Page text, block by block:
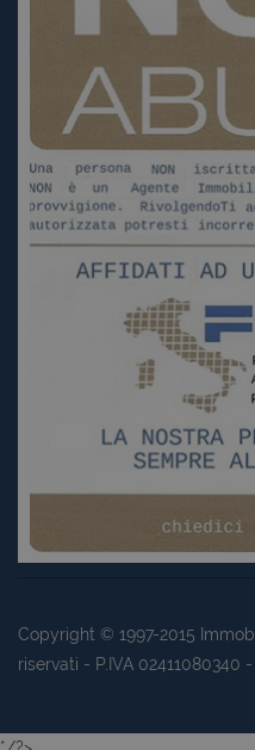
Copyright © 1997-2015
riservati - P.IVA 02411080340 -